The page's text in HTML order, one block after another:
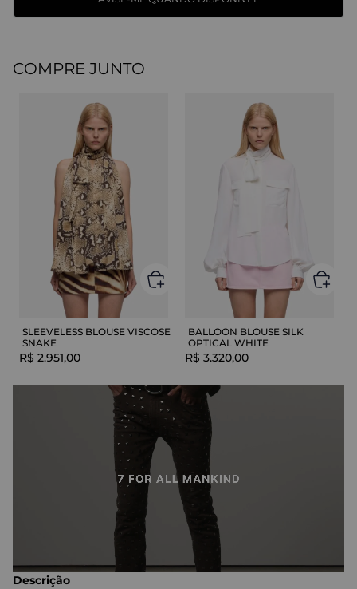
COMPRE JUNTO
SLEEVELESS BLOUSE VISCOSE
SNAKE
R$ 2.951,00
BALLOON BLOUSE SILK
OPTICAL WHITE
R$ 3.320,00
Descrição